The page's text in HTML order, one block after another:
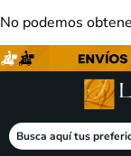
No podemos
Busca aquí tus